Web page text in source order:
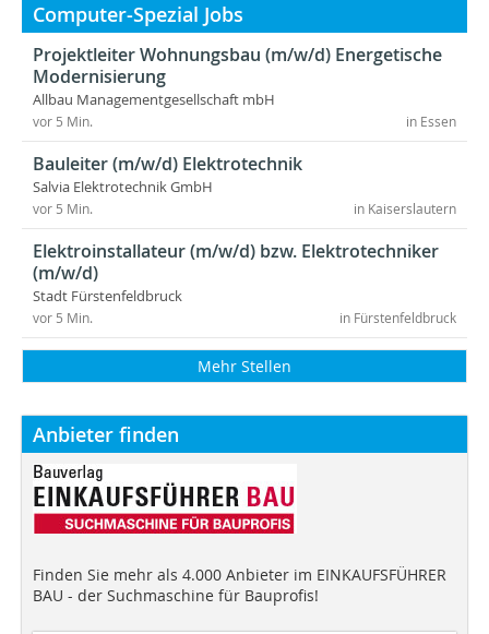
Computer-Spezial Jobs
Projektleiter Wohnungsbau (m/w/d) Energetische
Modernisierung
Allbau Managementgesellschaft mbH
in Essen
vor 5 Min.
Bauleiter (m/w/d) Elektrotechnik
Salvia Elektrotechnik GmbH
in Kaiserslautern
vor 5 Min.
Elektroinstallateur (m/w/d) bzw. Elektrotechniker
(m/w/d)
Stadt Fürstenfeldbruck
in Fürstenfeldbruck
vor 5 Min.
Mehr Stellen
Anbieter finden
Finden Sie mehr als 4.000 Anbieter im EINKAUFSFÜHRER
BAU - der Suchmaschine für Bauprofis!